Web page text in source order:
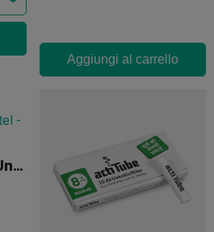
Aggiungi al carrello
Cartina + Filtri CBD Unbleached Bamboo Cartel